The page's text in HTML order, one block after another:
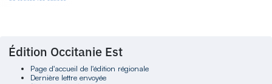
Édition Occitanie Est
Page d'accueil de l'édition régionale
Dernière lettre envoyée